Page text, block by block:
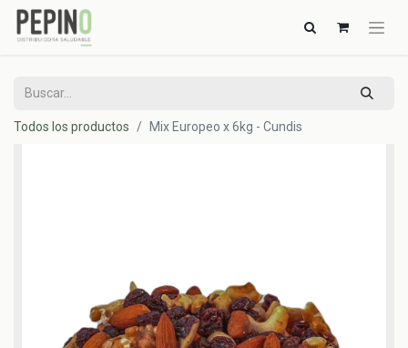
Todos los productos Mix Europeo x 6kg - Cundis